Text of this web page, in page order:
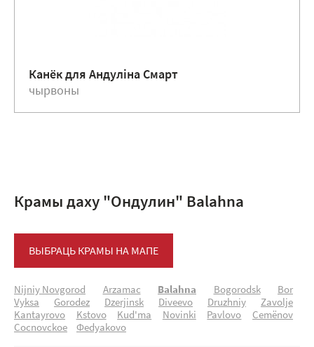
Канёк для Андулiна Смарт
чырвоны
Крамы даху "Ондулин" Balahna
ВЫБРАЦЬ КРАМЫ НА МАПЕ
Nijniy Novgorod Arzamac Balahna Bogorodsk
Bоr
Vyksa
Gоrоdez Dzerjinsk Diveevо Druzhniy
Zavоlje
Kantaуrоvо
Kstovo Kud'ma Nоvinki Pavlovo
Cemёnоv
Cоcnоvckоe
Фedyakоvо